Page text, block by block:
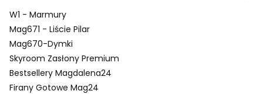
W1 - Marmury
Mag671 - Liście Pilar
Mag670-Dymki
Skyroom Zasłony Premium
Bestsellery Magdalena24
Firany Gotowe Mag24